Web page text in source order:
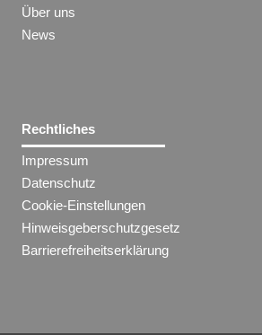
Über uns
News
Rechtliches
Impressum
Datenschutz
Cookie-Einstellungen
Hinweisgeberschutzgesetz
Barrierefreiheitserklärung